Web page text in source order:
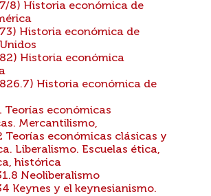
8) Historia económica de
Historia económica de
Historia económica
Historia económica de
Teorías económicas
Mercantilismo,
Teorías económicas clásicas y
Liberalismo. Escuelas ética,
histórica
Neoliberalismo
Keynes y el keynesianismo.